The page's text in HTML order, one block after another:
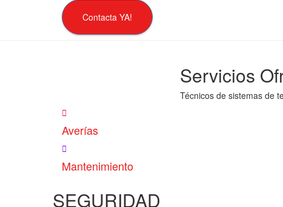
Contacta YA!
Servicios
Técnicos de sistemas de
Averías
Mantenimiento
SEGURIDAD